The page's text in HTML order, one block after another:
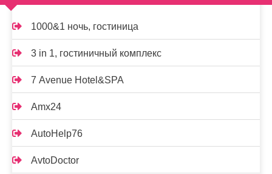
1000&1 ночь, гостиница
3 in 1, гостиничный комплекс
7 Avenue Hotel&SPA
Amx24
AutoHelp76
AvtoDoctor